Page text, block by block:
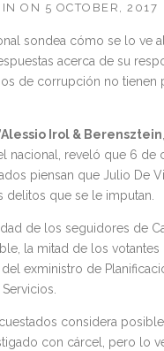
ON 5 OCTOBER, 2017
sondea cómo se lo ve
acerca de su
de corrupción no tienen
Irol & Berensztein
nacional, reveló que 6 de
piensan que Julio De
delitos que se le imputan.
de los seguidores de
la mitad de los votantes
exministro de
considera
con cárcel, pero lo